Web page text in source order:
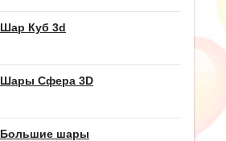
Шар Куб 3d
Шары Сфера 3D
Большие шары